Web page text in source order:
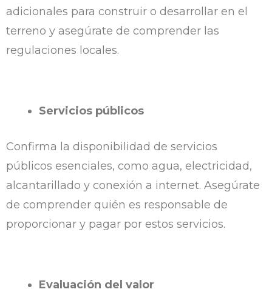
adicionales para construir o desarrollar en el
terreno y asegúrate de comprender las
regulaciones locales.
Servicios públicos
Confirma la disponibilidad de servicios
públicos esenciales, como agua, electricidad,
alcantarillado y conexión a internet. Asegúrate
de comprender quién es responsable de
proporcionar y pagar por estos servicios.
Evaluación del valor